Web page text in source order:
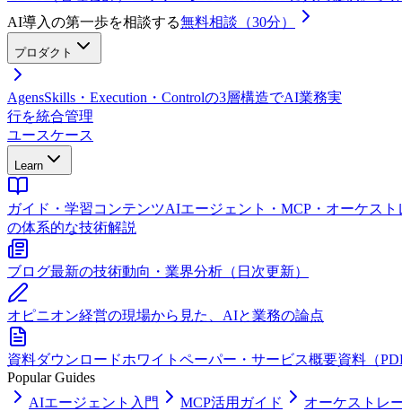
AI導入の第一歩を相談する無料相談（30分）
プロダクト
AgensSkills・Execution・Controlの3層構造でAI業務実
行を統合管理
ユースケース
Learn
ガイド・学習コンテンツAIエージェント・MCP・オーケスト
の体系的な技術解説
ブログ最新の技術動向・業界分析（日次更新）
オピニオン経営の現場から見た、AIと業務の論点
資料ダウンロードホワイトペーパー・サービス概要資料（
Popular Guides
AIエージェント入門
MCP活用ガイド
オーケストレ